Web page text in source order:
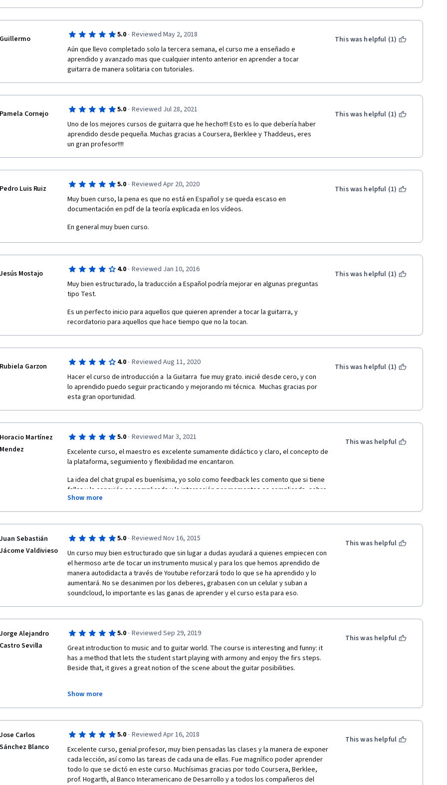
Guillermo 5.0 · Reviewed May 2, 2018
Aún que llevo completado solo la tercera semana, el curso me a enseñado e
aprendido y avanzado mas que cualquier intento anterior en aprender a tocar
guitarra de manera solitaria con tutoriales.
This was helpful (1)
Pamela Cornejo 5.0 · Reviewed Jul 28, 2021
Uno de los mejores cursos de guitarra que he hecho!!! Esto es lo que debería haber
aprendido desde pequeña. Muchas gracias a Coursera, Berklee y Thaddeus, eres
un gran profesor!!!!
This was helpful (1)
Pedro Luis Ruiz 5.0 · Reviewed Apr 20, 2020
Muy buen curso, la pena es que no está en Español y se queda escaso en
documentación en pdf de la teoría explicada en los vídeos.
En general muy buen curso.
This was helpful (1)
Jesús Mostajo 4.0 · Reviewed Jan 10, 2016
Muy bien estructurado, la traducción a Español podría mejorar en algunas preguntas
tipo Test.
Es un perfecto inicio para aquellos que quieren aprender a tocar la guitarra, y
recordatorio para aquellos que hace tiempo que no la tocan.
This was helpful (1)
Rubiela Garzon 4.0 · Reviewed Aug 11, 2020
Hacer el curso de introducción a  la Guitarra  fue muy grato. inicié desde cero, y con
lo aprendido puedo seguir practicando y mejorando mi técnica.  Muchas gracias por
esta gran oportunidad.
This was helpful (1)
Horacio Martínez
Mendez
5.0 · Reviewed Mar 3, 2021
Excelente curso, el maestro es excelente sumamente didáctico y claro, el concepto de
la plataforma, seguimiento y flexibilidad me encantaron.
La idea del chat grupal es buenísima, yo solo como feedback les comento que si tiene
fallas y la conexión es complicada y la interacción por momentos es complicada, sobre
todo por dispositivos móviles.
Show more
This was helpful
Juan Sebastián
Jácome Valdivieso
5.0 · Reviewed Nov 16, 2015
Un curso muy bien estructurado que sin lugar a dudas ayudará a quienes empiecen con
el hermoso arte de tocar un instrumento musical y para los que hemos aprendido de
manera autodidacta a través de Youtube reforzará todo lo que se ha aprendido y lo
aumentará. No se desanimen por los deberes, grabasen con un celular y suban a
soundcloud, lo importante es las ganas de aprender y el curso esta para eso.
This was helpful
Jorge Alejandro
Castro Sevilla
5.0 · Reviewed Sep 29, 2019
Great introduction to music and to guitar world. The course is interesting and funny: it
has a method that lets the student start playing with armony and enjoy the firs steps.
Beside that, it gives a great notion of the scene about the guitar posibilities.
I would just change the way to grade, because at the end of the course, there are not
Show more
This was helpful
Jose Carlos
Sánchez Blanco
5.0 · Reviewed Apr 16, 2018
Excelente curso, genial profesor, muy bien pensadas las clases y la manera de exponer
cada lección, así como las tareas de cada una de ellas. Fue magnífico poder aprender
todo lo que se dictó en este curso. Muchísimas gracias por todo Coursera, Berklee,
prof. Hogarth, al Banco Interamericano de Desarrollo y a todos los compañeros del
This was helpful